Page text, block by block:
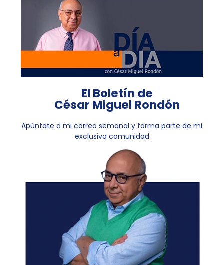
El Boletín de
César Miguel Rondón
Apúntate a mi correo semanal y forma parte de mi
exclusiva comunidad